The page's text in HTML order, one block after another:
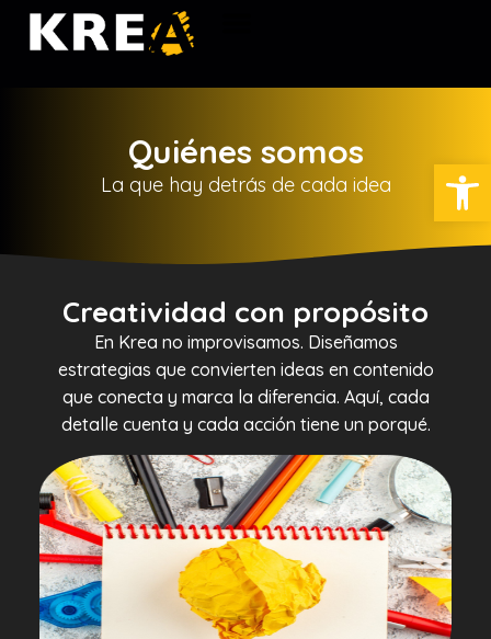
Abrir
Quiénes somos
La que hay detrás de cada idea
Creatividad con propósito
En Krea no improvisamos. Diseñamos
estrategias que convierten ideas en contenido
que conecta y marca la diferencia. Aquí, cada
detalle cuenta y cada acción tiene un porqué.